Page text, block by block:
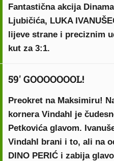
Fantastična akcija
Ljubičića, LUKA
lijeve strane i preciznim
kut za 3:1.
59' GOOOOOOOL!
Preokret na Maksimiru!
kornera Vindahl je
Petkovića glavom.
Vindahl brani i to, ali na
DINO PERIĆ i zabija